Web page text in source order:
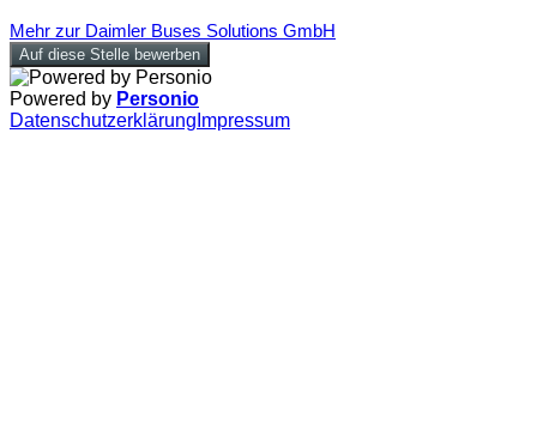
Mehr zur Daimler Buses Solutions GmbH
Auf diese Stelle bewerben
Powered by Personio
Datenschutzerklärung Impressum